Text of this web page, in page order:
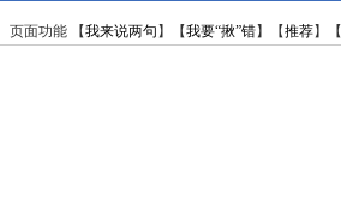
页面功能 【我来说两句 】【我要“揪”错】【推荐】